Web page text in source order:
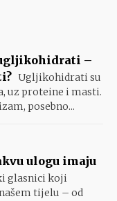
–
Ugljikohidrati su
uz proteine i masti.
posebno...
ulogu imaju
glasnici koji
tijelu – od